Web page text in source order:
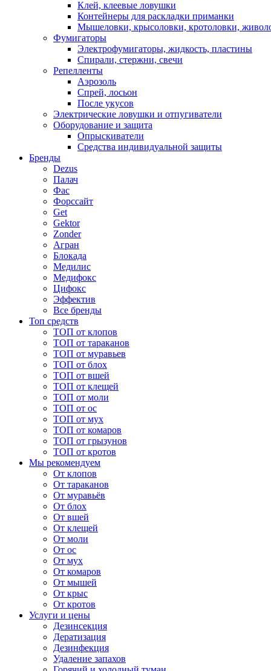
Клей, клеевые ловушки
Контейнеры для раскладки приманки
Мышеловки, крысоловки, кротоловки,
Фумигаторы
Электрофумигаторы, жидкость, пластины
Спирали, стержни, свечи
Репелленты
Аэрозоль
Спрей, лосьон
После укусов
Электрические ловушки и отпугиватели
Оборудование и защита
Опрыскиватели
Средства индивидуальной защиты
Бренды
Dezus
Палач
Фас
Форcсайт
Get
Gektor
Zonder
Агран
Блокада
Медилис
Медифокс
Цифокс
Эффектив
Все бренды
Топ средств
ТОП от клопов
ТОП от тараканов
ТОП от муравьев
ТОП от блох
ТОП от вшей
ТОП от клещей
ТОП от моли
ТОП от ос
ТОП от мух
ТОП от комаров
ТОП от грызунов
ТОП от кротов
Мы рекомендуем
От клопов
От тараканов
От муравьёв
От блох
От вшей
От клещей
От моли
От ос
От мух
От комаров
От мышей
От крыс
От кротов
Услуги и цены
Дезинсекция
Дератизация
Дезинфекция
Удаление запахов